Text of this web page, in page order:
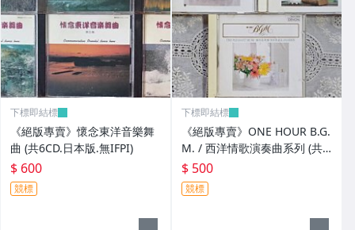
下標即結標
《絕版專賣》懷念東洋音樂舞
曲 (共6CD.日本版.無IFPI)
$ 600
競標
下標即結標
《絕版專賣》ONE HOUR B.G.
M. / 西洋情歌演奏曲系列 (共3
CD.日本Denon.無IFPI)
$ 500
競標